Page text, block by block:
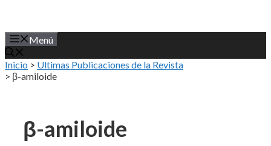
Menú
Inicio > Ultimas Publicaciones de la Revista
> β-amiloide
β-amiloide